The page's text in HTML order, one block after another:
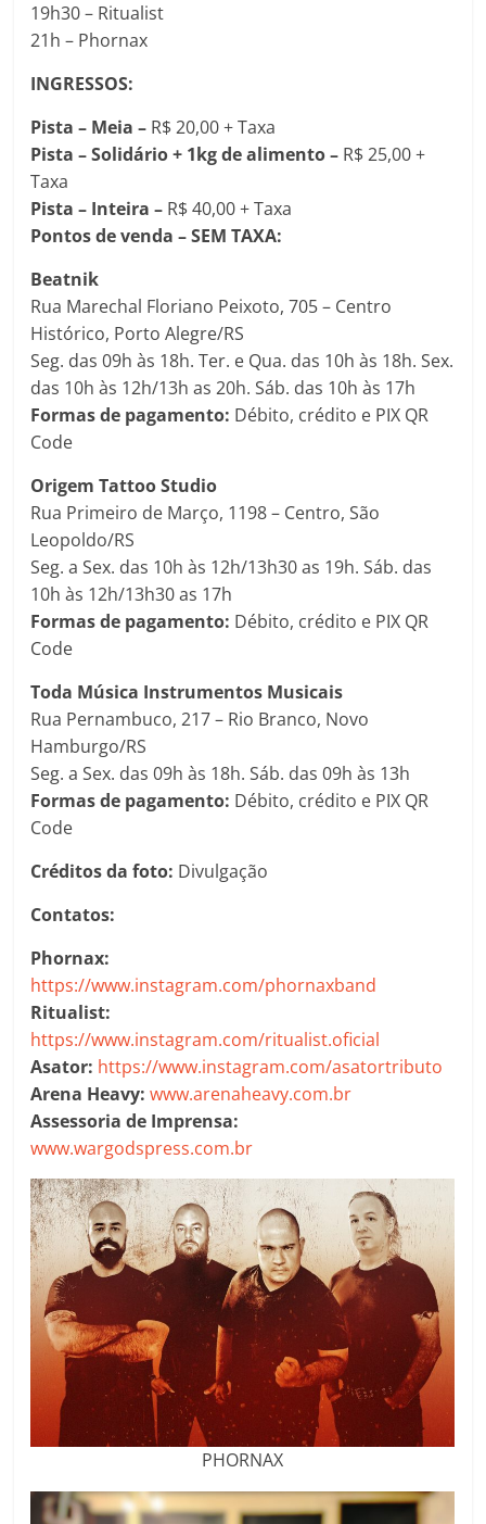
19h30 – Ritualist
21h – Phornax
INGRESSOS:
Pista – Meia – R$ 20,00 + Taxa
Pista – Solidário + 1kg de alimento – R$ 25,00 +
Taxa
Pista – Inteira – R$ 40,00 + Taxa
Pontos de venda – SEM TAXA:
Beatnik
Rua Marechal Floriano Peixoto, 705 – Centro
Histórico, Porto Alegre/RS
Seg. das 09h às 18h. Ter. e Qua. das 10h às 18h. Sex.
das 10h às 12h/13h as 20h. Sáb. das 10h às 17h
Formas de pagamento: Débito, crédito e PIX QR
Code
Origem Tattoo Studio
Rua Primeiro de Março, 1198 – Centro, São
Leopoldo/RS
Seg. a Sex. das 10h às 12h/13h30 as 19h. Sáb. das
10h às 12h/13h30 as 17h
Formas de pagamento: Débito, crédito e PIX QR
Code
Toda Música Instrumentos Musicais
Rua Pernambuco, 217 – Rio Branco, Novo
Hamburgo/RS
Seg. a Sex. das 09h às 18h. Sáb. das 09h às 13h
Formas de pagamento: Débito, crédito e PIX QR
Code
Créditos da foto: Divulgação
Contatos:
Phornax:
https://www.instagram.com/phornaxband
Ritualist:
https://www.instagram.com/ritualist.oficial
Asator: https://www.instagram.com/asatortributo
Arena Heavy:www.arenaheavy.com.br
Assessoria de Imprensa:
www.wargodspress.com.br
PHORNAX